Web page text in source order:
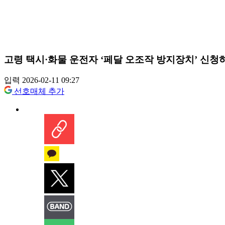
고령 택시·화물 운전자 ‘페달 오조작 방지장치’ 신청
입력 2026-02-11 09:27
선호매체 추가